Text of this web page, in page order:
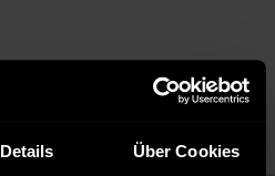
Details Über Cookies